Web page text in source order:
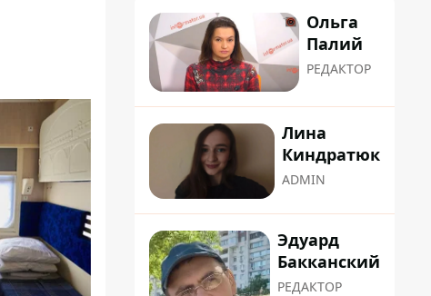
Ольга
Палий
РЕДАКТОР
Лина
Киндратюк
ADMIN
Эдуард
Бакканский
РЕДАКТОР